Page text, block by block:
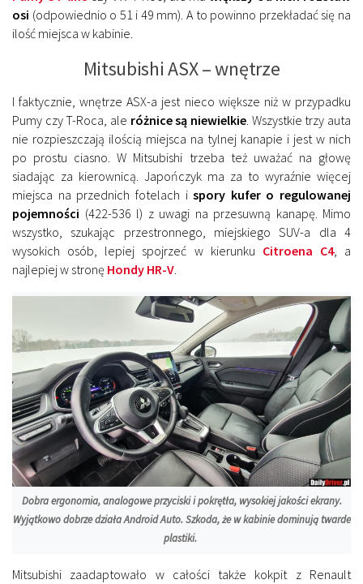
osi (odpowiednio o 51 i 49 mm). A to powinno przekładać się na
ilość miejsca w kabinie.
Mitsubishi ASX – wnętrze
I faktycznie, wnętrze ASX-a jest nieco większe niż w przypadku
Pumy czy T-Roca, ale różnice są niewielkie. Wszystkie trzy auta
nie rozpieszczają ilością miejsca na tylnej kanapie i jest w nich
po prostu ciasno. W Mitsubishi trzeba też uważać na głowę
siadając za kierownicą. Japończyk ma za to wyraźnie więcej
miejsca na przednich fotelach ispory kufer o regulowanej
pojemności (422-536 l) z uwagi na przesuwną kanapę. Mimo
wszystko, szukając przestronnego, miejskiego SUV-a dla 4
wysokich osób, lepiej spojrzeć w kierunku Citroena C4, a
najlepiej w stronę Hondy HR-V.
Dobra ergonomia, analogowe przyciski i pokrętła, wysokiej jakości ekrany.
Wyjątkowo dobrze działa Android Auto. Szkoda, że w kabinie dominują twarde
plastiki.
Mitsubishi zaadaptowało w całości także kokpit z Renault